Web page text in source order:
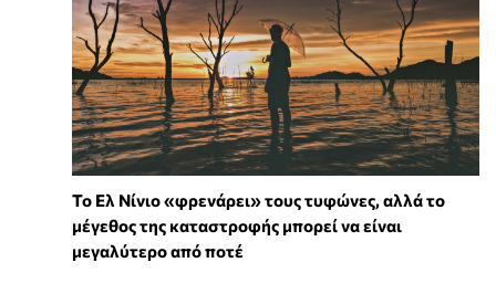
Το Ελ Νίνιο «φρενάρει» τους τυφώνες, αλλά το
μέγεθος της καταστροφής μπορεί να είναι
μεγαλύτερο από ποτέ